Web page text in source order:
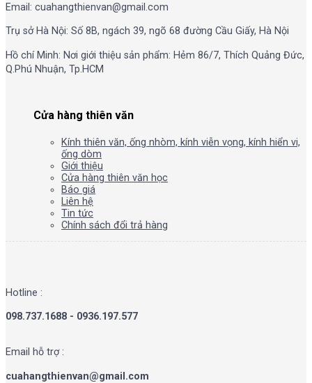
Email: cuahangthienvan@gmail.com
Trụ sở Hà Nội: Số 8B, ngách 39, ngõ 68 đường Cầu Giấy, Hà Nội
Hồ chí Minh: Nơi giới thiệu sản phẩm: Hẻm 86/7, Thích Quảng Đức,
Q.Phú Nhuận, Tp.HCM
Cửa hàng thiên văn
Kính thiên văn, ống nhòm, kính viễn vọng, kính hiển vi,
ống dòm
Giới thiệu
Cửa hàng thiên văn học
Báo giá
Liên hệ
Tin tức
Chính sách đổi trả hàng
Hotline :
098.737.1688 - 0936.197.577
Email hỗ trợ :
cuahangthienvan@gmail.com